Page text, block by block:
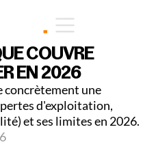
COUVRE
EN 2026
concrètement une
d'exploitation,
et ses limites en 2026.